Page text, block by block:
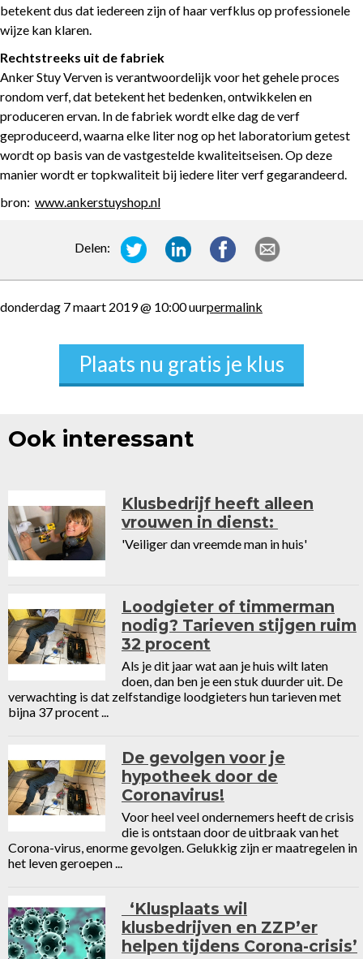
betekent dus dat iedereen zijn of haar verfklus op professionele
wijze kan klaren.
Rechtstreeks uit de fabriek
Anker Stuy Verven is verantwoordelijk voor het gehele proces
rondom verf, dat betekent het bedenken, ontwikkelen en
produceren ervan. In de fabriek wordt elke dag de verf
geproduceerd, waarna elke liter nog op het laboratorium getest
wordt op basis van de vastgestelde kwaliteitseisen. Op deze
manier wordt er topkwaliteit bij iedere liter verf gegarandeerd.
bron: www.ankerstuyshop.nl
Delen:
donderdag 7 maart 2019 @ 10:00 uurpermalink
Plaats nu gratis je klus
Ook interessant
Klusbedrijf heeft alleen
vrouwen in dienst:
'Veiliger dan vreemde man in huis'
Loodgieter of timmerman
nodig? Tarieven stijgen ruim
32 procent
Als je dit jaar wat aan je huis wilt laten
doen, dan ben je een stuk duurder uit. De
verwachting is dat zelfstandige loodgieters hun tarieven met
bijna 37 procent ...
De gevolgen voor je
hypotheek door de
Coronavirus!
Voor heel veel ondernemers heeft de crisis
die is ontstaan door de uitbraak van het
Corona-virus, enorme gevolgen. Gelukkig zijn er maatregelen in
het leven geroepen ...
‘Klusplaats wil
klusbedrijven en ZZP’er
helpen tijdens Corona-crisis’